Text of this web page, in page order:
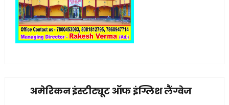
अमेरिकन इंस्टीट्यूट ऑफ इंग्लिश लैंग्वेज